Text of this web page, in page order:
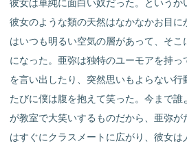
彼女は単純に面白い奴だった。というか
彼女のような類の天然はなかなかお目に
はいつも明るい空気の層があって、そ
になった。亜弥は独特のユーモアを持っ
を言い出したり、突然思いもよらない
たびに僕は腹を抱えて笑った。今まで
が教室で大笑いするものだから、亜弥が
はすぐにクラスメートに広がり、彼女は